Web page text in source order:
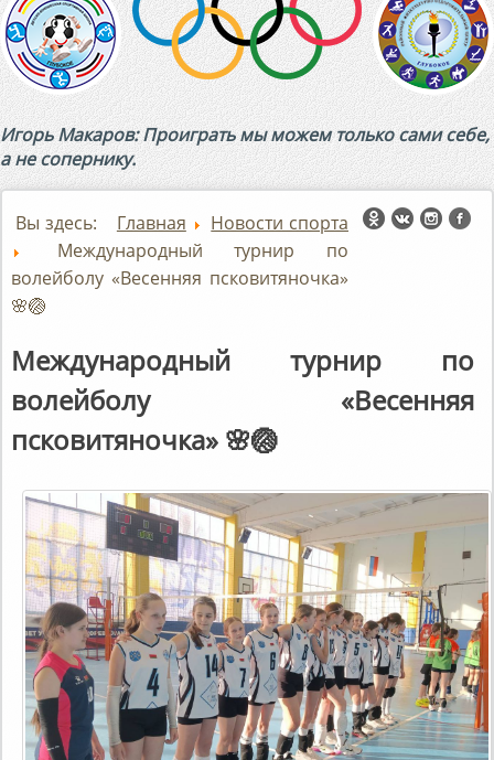
Игорь Макаров: Проиграть мы можем только сами себе,
а не сопернику.
Вы здесь: Главная
Новости спорта
Международный турнир по
волейболу «Весенняя псковитяночка»
🌸🏐
Международный турнир по
волейболу «Весенняя
псковитяночка» 🌸🏐